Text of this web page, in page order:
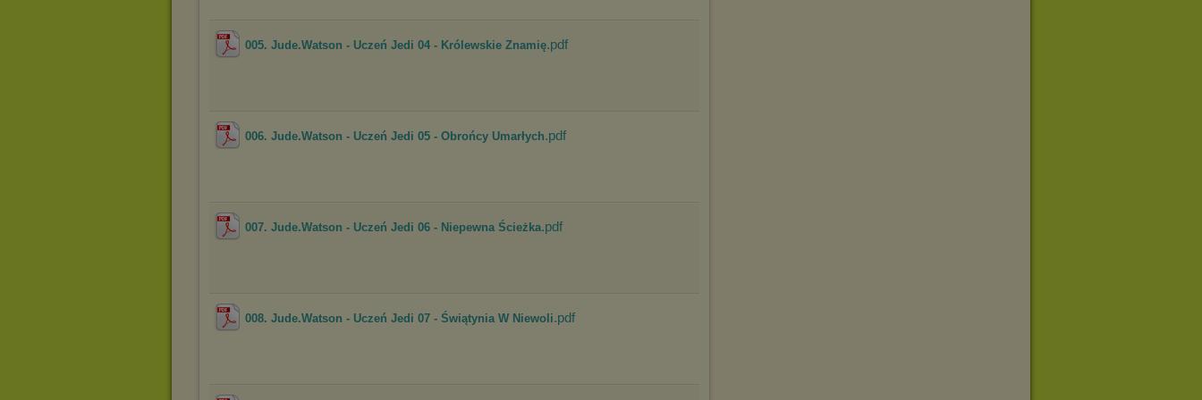
będzie dopasowana do Twoich preferencji, a będzie to reklama
wyświetlona przypadkowo.
internetowej.
005. Jude.Watson - Uczeń Jedi 04 - Królewskie Znamię.pdf
006. Jude.Watson - Uczeń Jedi 05 - Obrońcy Umarłych.pdf
007. Jude.Watson - Uczeń Jedi 06 - Niepewna Ścieżka.pdf
008. Jude.Watson - Uczeń Jedi 07 - Świątynia W Niewoli.pdf